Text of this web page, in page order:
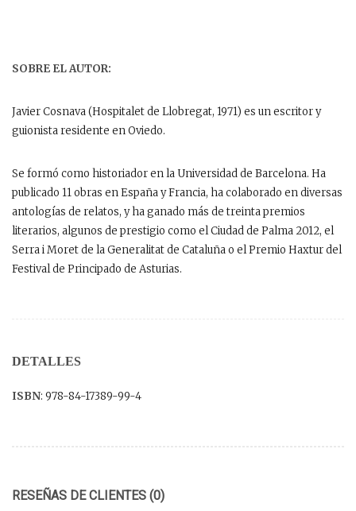
SOBRE EL AUTOR:
Javier Cosnava (Hospitalet de Llobregat, 1971) es un escritor y
guionista residente en Oviedo.
Se formó como historiador en la Universidad de Barcelona. Ha
publicado 11 obras en España y Francia, ha colaborado en diversas
antologías de relatos, y ha ganado más de treinta premios
literarios, algunos de prestigio como el Ciudad de Palma 2012, el
Serra i Moret de la Generalitat de Cataluña o el Premio Haxtur del
Festival de Principado de Asturias.
DETALLES
ISBN: 978-84-17389-99-4
RESEÑAS DE CLIENTES (0)